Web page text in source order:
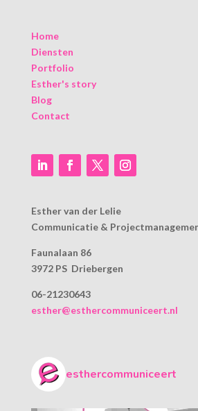
Home
Diensten
Portfolio
Esther's story
Blog
Contact
Esther van der Lelie
Communicatie &
Faunalaan 86
3972 PS Driebergen
06-21230643
esther@esthercommuniceert.nl
esthercommuniceert